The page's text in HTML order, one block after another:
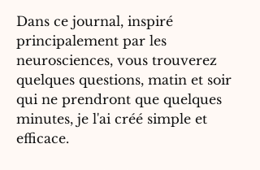
Dans ce journal, inspiré
principalement par les
neurosciences, vous trouverez
quelques questions, matin et soir
qui ne prendront que quelques
minutes, je l'ai créé simple et
efficace.